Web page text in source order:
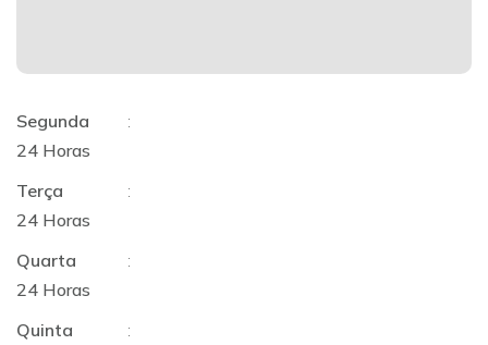
Segunda
:
24 Horas
Terça
:
24 Horas
Quarta
:
24 Horas
Quinta
: